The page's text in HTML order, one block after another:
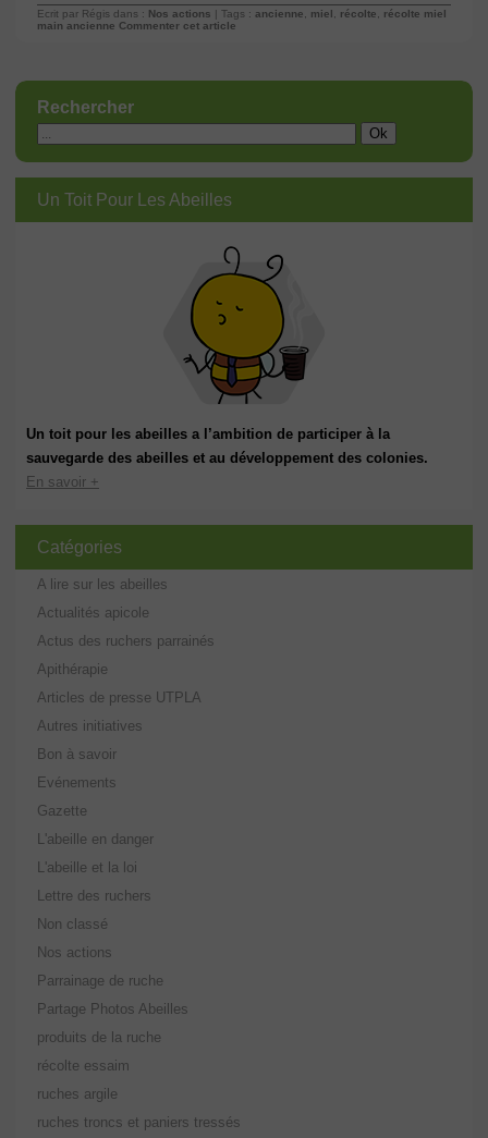
Ecrit par Régis dans : Nos actions | Tags : ancienne miel récolte
récolte miel
main ancienne Commenter cet article
Rechercher
Un Toit Pour Les Abeilles
Un toit pour les abeilles a l’ambition de participer à la
sauvegarde des abeilles et au développement des colonies.
En savoir +
Catégories
A lire sur les abeilles
Actualités apicole
Actus des ruchers parrainés
Apithérapie
Articles de presse UTPLA
Autres initiatives
Bon à savoir
Evénements
Gazette
L'abeille en danger
L'abeille et la loi
Lettre des ruchers
Non classé
Nos actions
Parrainage de ruche
Partage Photos Abeilles
produits de la ruche
récolte essaim
ruches argile
ruches troncs et paniers tressés